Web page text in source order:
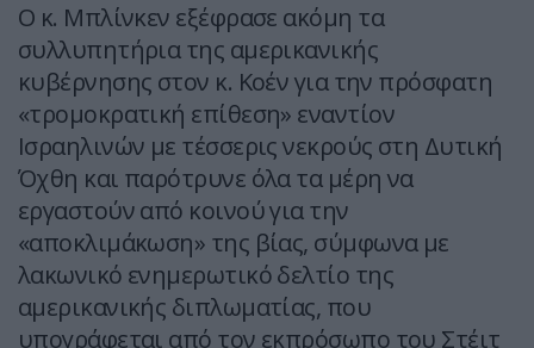
Ο κ. Μπλίνκεν εξέφρασε ακόμη τα
συλλυπητήρια της αμερικανικής
κυβέρνησης στον κ. Κοέν για την πρόσφατη
«τρομοκρατική επίθεση» εναντίον
Ισραηλινών με τέσσερις νεκρούς στη Δυτική
Όχθη και παρότρυνε όλα τα μέρη να
εργαστούν από κοινού για την
«αποκλιμάκωση» της βίας, σύμφωνα με
λακωνικό ενημερωτικό δελτίο της
αμερικανικής διπλωματίας, που
υπογράφεται από τον εκπρόσωπο του Στέιτ